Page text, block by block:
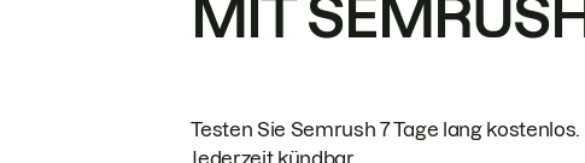
MIT
Testen Sie Semrush 7 Tage lang kostenlos.
Jederzeit kündbar.